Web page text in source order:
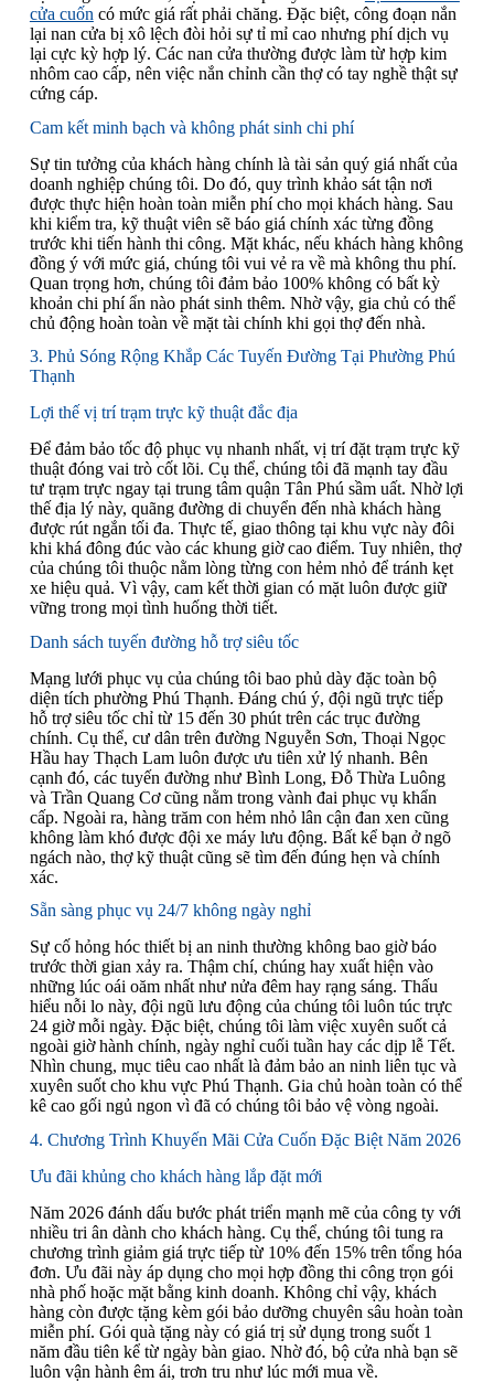
cửa cuốn có mức giá rất phải chăng. Đặc biệt, công đoạn nắn
lại nan cửa bị xô lệch đòi hỏi sự tỉ mỉ cao nhưng phí dịch vụ
lại cực kỳ hợp lý. Các nan cửa thường được làm từ hợp kim
nhôm cao cấp, nên việc nắn chỉnh cần thợ có tay nghề thật sự
cứng cáp.
Cam kết minh bạch và không phát sinh chi phí
Sự tin tưởng của khách hàng chính là tài sản quý giá nhất của
doanh nghiệp chúng tôi. Do đó, quy trình khảo sát tận nơi
được thực hiện hoàn toàn miễn phí cho mọi khách hàng. Sau
khi kiểm tra, kỹ thuật viên sẽ báo giá chính xác từng đồng
trước khi tiến hành thi công. Mặt khác, nếu khách hàng không
đồng ý với mức giá, chúng tôi vui vẻ ra về mà không thu phí.
Quan trọng hơn, chúng tôi đảm bảo 100% không có bất kỳ
khoản chi phí ẩn nào phát sinh thêm. Nhờ vậy, gia chủ có thể
chủ động hoàn toàn về mặt tài chính khi gọi thợ đến nhà.
3. Phủ Sóng Rộng Khắp Các Tuyến Đường Tại Phường Phú
Thạnh
Lợi thế vị trí trạm trực kỹ thuật đắc địa
Để đảm bảo tốc độ phục vụ nhanh nhất, vị trí đặt trạm trực kỹ
thuật đóng vai trò cốt lõi. Cụ thể, chúng tôi đã mạnh tay đầu
tư trạm trực ngay tại trung tâm quận Tân Phú sầm uất. Nhờ lợi
thế địa lý này, quãng đường di chuyển đến nhà khách hàng
được rút ngắn tối đa. Thực tế, giao thông tại khu vực này đôi
khi khá đông đúc vào các khung giờ cao điểm. Tuy nhiên, thợ
của chúng tôi thuộc nằm lòng từng con hẻm nhỏ để tránh kẹt
xe hiệu quả. Vì vậy, cam kết thời gian có mặt luôn được giữ
vững trong mọi tình huống thời tiết.
Danh sách tuyến đường hỗ trợ siêu tốc
Mạng lưới phục vụ của chúng tôi bao phủ dày đặc toàn bộ
diện tích phường Phú Thạnh. Đáng chú ý, đội ngũ trực tiếp
hỗ trợ siêu tốc chỉ từ 15 đến 30 phút trên các trục đường
chính. Cụ thể, cư dân trên đường Nguyễn Sơn, Thoại Ngọc
Hầu hay Thạch Lam luôn được ưu tiên xử lý nhanh. Bên
cạnh đó, các tuyến đường như Bình Long, Đỗ Thừa Luông
và Trần Quang Cơ cũng nằm trong vành đai phục vụ khẩn
cấp. Ngoài ra, hàng trăm con hẻm nhỏ lân cận đan xen cũng
không làm khó được đội xe máy lưu động. Bất kể bạn ở ngõ
ngách nào, thợ kỹ thuật cũng sẽ tìm đến đúng hẹn và chính
xác.
Sẵn sàng phục vụ 24/7 không ngày nghỉ
Sự cố hỏng hóc thiết bị an ninh thường không bao giờ báo
trước thời gian xảy ra. Thậm chí, chúng hay xuất hiện vào
những lúc oái oăm nhất như nửa đêm hay rạng sáng. Thấu
hiểu nỗi lo này, đội ngũ lưu động của chúng tôi luôn túc trực
24 giờ mỗi ngày. Đặc biệt, chúng tôi làm việc xuyên suốt cả
ngoài giờ hành chính, ngày nghỉ cuối tuần hay các dịp lễ Tết.
Nhìn chung, mục tiêu cao nhất là đảm bảo an ninh liên tục và
xuyên suốt cho khu vực Phú Thạnh. Gia chủ hoàn toàn có thể
kê cao gối ngủ ngon vì đã có chúng tôi bảo vệ vòng ngoài.
4. Chương Trình Khuyến Mãi Cửa Cuốn Đặc Biệt Năm 2026
Ưu đãi khủng cho khách hàng lắp đặt mới
Năm 2026 đánh dấu bước phát triển mạnh mẽ của công ty với
nhiều tri ân dành cho khách hàng. Cụ thể, chúng tôi tung ra
chương trình giảm giá trực tiếp từ 10% đến 15% trên tổng hóa
đơn. Ưu đãi này áp dụng cho mọi hợp đồng thi công trọn gói
nhà phố hoặc mặt bằng kinh doanh. Không chỉ vậy, khách
hàng còn được tặng kèm gói bảo dưỡng chuyên sâu hoàn toàn
miễn phí. Gói quà tặng này có giá trị sử dụng trong suốt 1
năm đầu tiên kể từ ngày bàn giao. Nhờ đó, bộ cửa nhà bạn sẽ
luôn vận hành êm ái, trơn tru như lúc mới mua về.